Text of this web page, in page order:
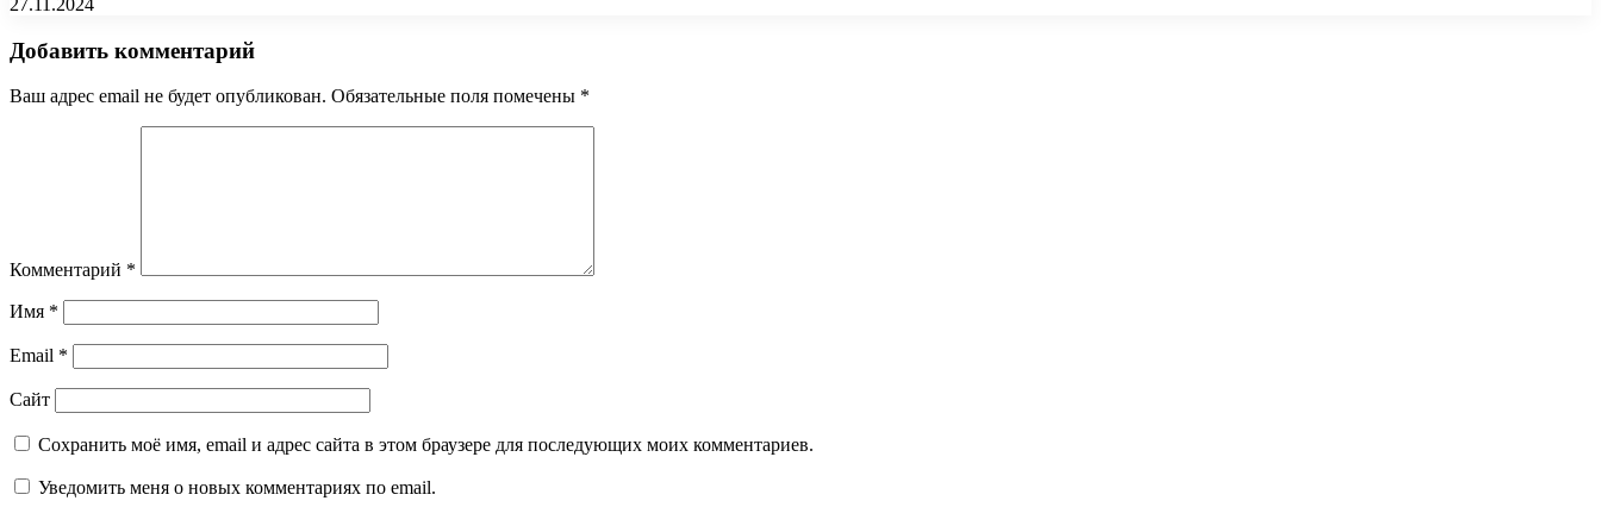
Добавить комментарий
Ваш адрес email не будет опубликован. Обязательные поля помечены *
Комментарий *
Имя *
Email *
Сайт
Сохранить моё имя, email и адрес сайта в этом браузере для последующих моих комментариев.
Уведомить меня о новых комментариях по email.